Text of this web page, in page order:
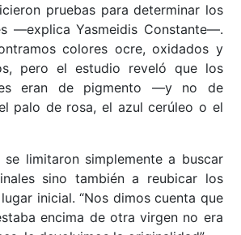
pruebas para determinar los
––explica Yasmeidis Constante––.
colores ocre, oxidados y
pero el estudio reveló que los
eran de pigmento ––y no de
palo de rosa, el azul cerúleo o el
limitaron simplemente a buscar
sino también a reubicar los
inicial. “Nos dimos cuenta que
encima de otra virgen no era